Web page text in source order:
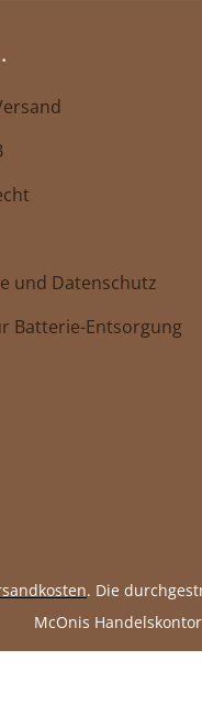
und Datenschutz
Batterie-Entsorgung
. Die
McOnis